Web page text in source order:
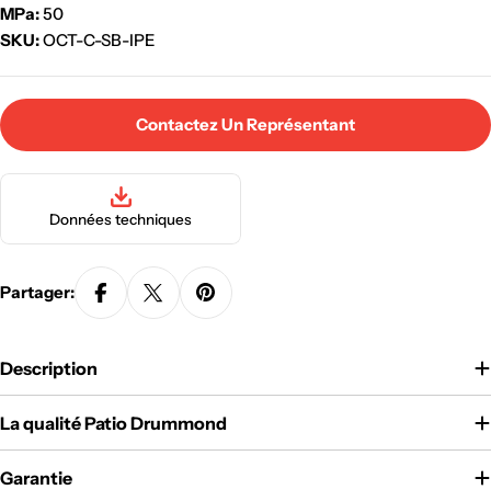
MPa:50
SKU:OCT-C-SB-IPE
Contactez Un Représentant
Données techniques
Partager:
Description
La qualité Patio Drummond
Garantie